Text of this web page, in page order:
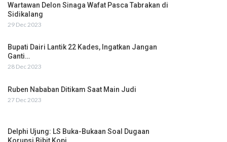
Wartawan Delon Sinaga Wafat Pasca Tabrakan di
Sidikalang
29 Dec 2023
Bupati Dairi Lantik 22 Kades, Ingatkan Jangan
Ganti…
28 Dec 2023
Ruben Nababan Ditikam Saat Main Judi
27 Dec 2023
Delphi Ujung: LS Buka-Bukaan Soal Dugaan